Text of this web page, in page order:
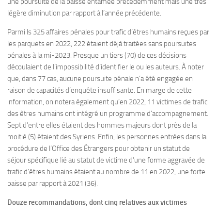
légère diminution par rapport à l’année précédente.
Parmi ls 325 affaires pénales pour trafic d’êtres humains reçues par
les parquets en 2022, 222 étaient déjà traitées sans poursuites
pénales à la mi-2023. Presque un tiers (70) de ces décisions
découlaient de l’impossibilité d’identifier le ou les auteurs. À noter
que, dans 77 cas, aucune poursuite pénale n’a été engagée en
raison de capacités d’enquête insuffisante. En marge de cette
information, on notera également qu’en 2022, 11 victimes de trafic
des êtres humains ont intégré un programme d’accompagnement.
Sept d’entre elles étaient des hommes majeurs dont près de la
moitié (5) étaient des Syriens. Enfin, les personnes entrées dans la
procédure de l’Office des Étrangers pour obtenir un statut de
séjour spécifique lié au statut de victime d’une forme aggravée de
trafic d’êtres humains étaient au nombre de 11 en 2022, une forte
baisse par rapport à 2021 (36).
Douze recommandations, dont cinq relatives aux victimes